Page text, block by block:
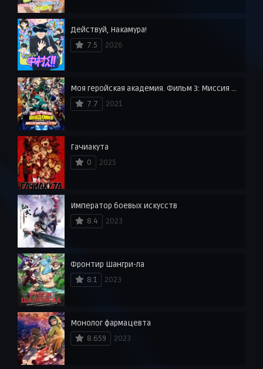
Действуй, Накамура!
7.5
2026
Моя геройская академия. Фильм 3: Миссия мировых героев
7.7
2021
Гачиакута
0
2025
Император боевых искусств
8.4
2023
Фронтир Шангри-ла
8.1
2023
Монолог фармацевта
8.659
2023